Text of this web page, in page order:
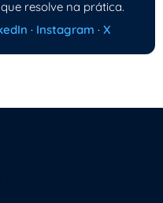
resolve na prática.
· Instagram · X